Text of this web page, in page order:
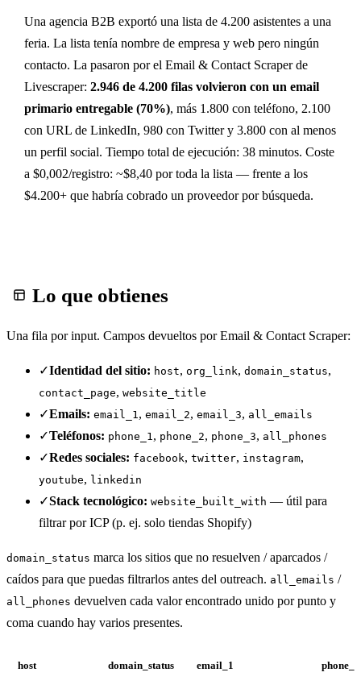
Una agencia B2B exportó una lista de 4.200 asistentes a una
feria. La lista tenía nombre de empresa y web pero ningún
contacto. La pasaron por el Email & Contact Scraper de
Livescraper: 2.946 de 4.200 filas volvieron con un email
primario entregable (70%), más 1.800 con teléfono, 2.100
con URL de LinkedIn, 980 con Twitter y 3.800 con al menos
un perfil social. Tiempo total de ejecución: 38 minutos. Coste
a $0,002/registro: ~$8,40 por toda la lista — frente a los
$4.200+ que habría cobrado un proveedor por búsqueda.
Lo que obtienes
Una fila por input. Campos devueltos por Email & Contact Scraper:
✓Identidad del sitio: host, org_link, domain_status,
contact_page, website_title
✓Emails: email_1, email_2, email_3, all_emails
✓Teléfonos: phone_1, phone_2, phone_3, all_phones
✓Redes sociales: facebook, twitter, instagram,
youtube, linkedin
✓Stack tecnológico: website_built_with — útil para
filtrar por ICP (p. ej. solo tiendas Shopify)
domain_status marca los sitios que no resuelven / aparcados /
caídos para que puedas filtrarlos antes del outreach. all_emails /
all_phones devuelven cada valor encontrado unido por punto y
coma cuando hay varios presentes.
host domain_status email_1 phone_1